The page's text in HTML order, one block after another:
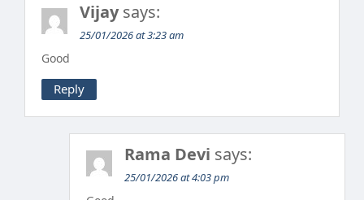
Vijay says:
25/01/2026 at 3:23 am
Good
Reply
Rama Devi says:
25/01/2026 at 4:03 pm